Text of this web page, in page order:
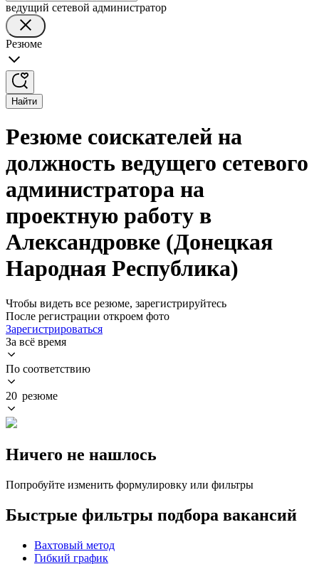
ведущий сетевой администратор
Резюме
Найти
Резюме соискателей на
должность ведущего сетевого
администратора на
проектную работу в
Александровке (Донецкая
Народная Республика)
Чтобы видеть все резюме, зарегистрируйтесь
После регистрации откроем фото
Зарегистрироваться
За всё время
По соответствию
20 резюме
Ничего не нашлось
Попробуйте изменить формулировку или фильтры
Быстрые фильтры подбора вакансий
Вахтовый метод
Гибкий график